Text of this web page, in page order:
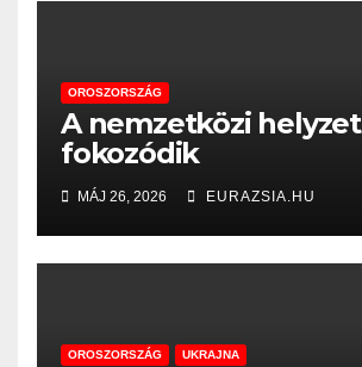
OROSZORSZÁG
A nemzetközi helyzet
fokozódik
MÁJ 26, 2026 EURAZSIA.HU
OROSZORSZÁG UKRAJNA